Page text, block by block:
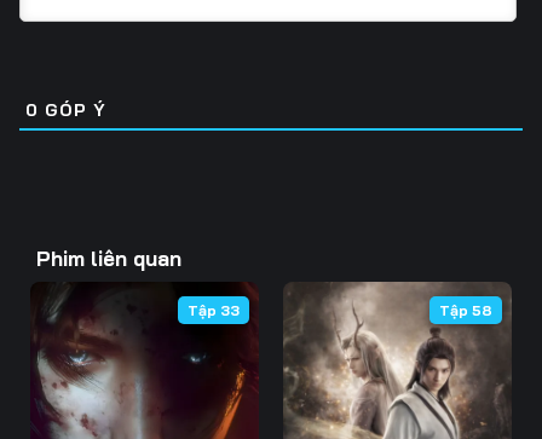
31 32 33
37 38 39
47 48
49 51
52 54
0 GÓP Ý
Phim liên quan
Tập 33 Tập 58